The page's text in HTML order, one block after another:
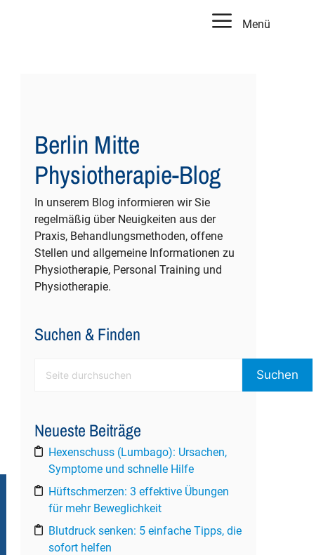
Menü
Berlin Mitte
Physiotherapie-Blog
In unserem Blog informieren wir Sie
regelmäßig über Neuigkeiten aus der
Praxis, Behandlungsmethoden, offene
Stellen und allgemeine Informationen zu
Physiotherapie, Personal Training und
Physiotherapie.
Suchen & Finden
Suchen
Neueste Beiträge
Hexenschuss (Lumbago): Ursachen,
Symptome und schnelle Hilfe
Hüftschmerzen: 3 effektive Übungen
für mehr Beweglichkeit
Blutdruck senken: 5 einfache Tipps, die
sofort helfen